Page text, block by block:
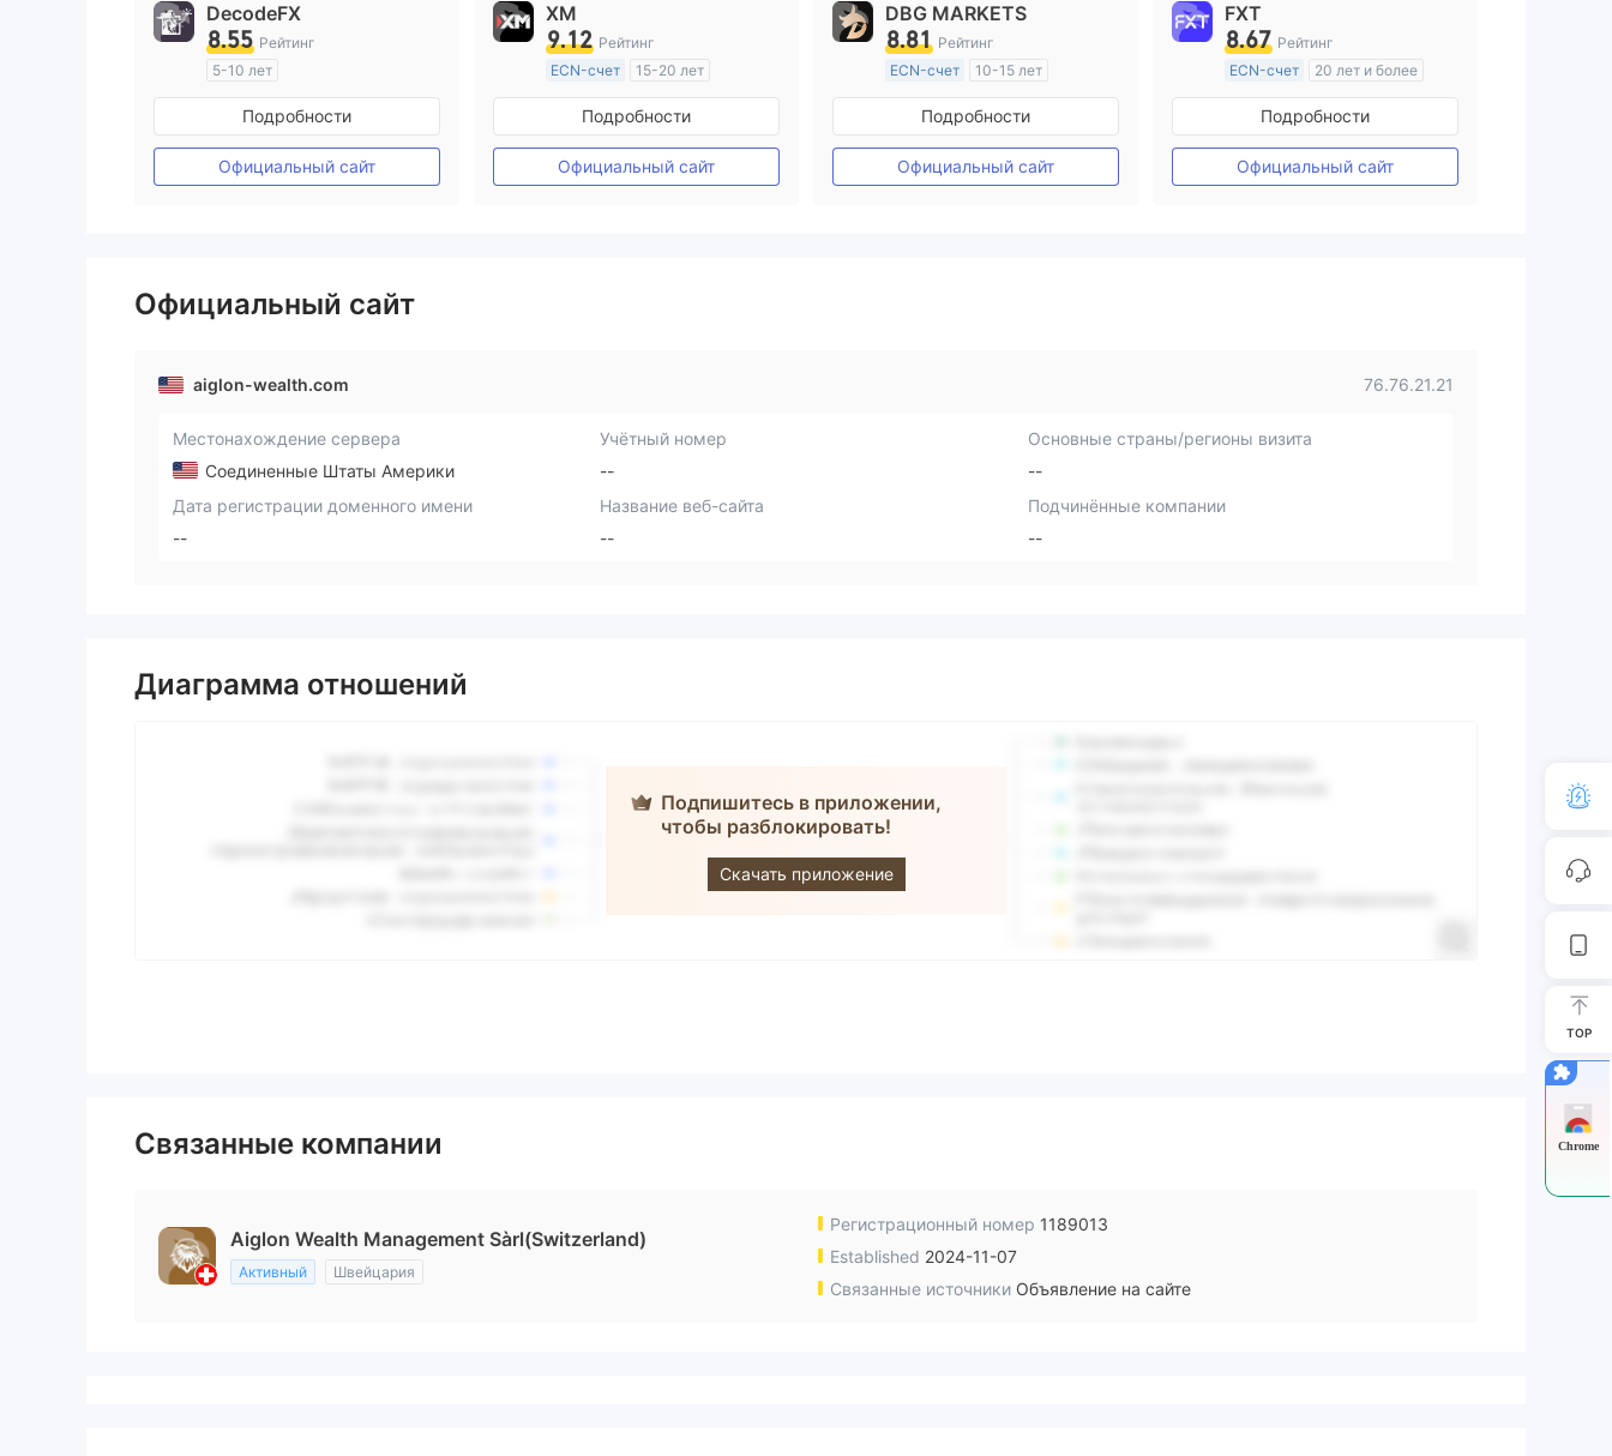
DecodeFX
8.55 Рейтинг
5-10 лет
Регулирование в Австралия
Маркет-Мейкинг (MM)
Основной стандарт MT4
Подробности
Официальный сайт
XM
9.12 Рейтинг
ECN-счет
15-20 лет
Регулирование в Австралия
Маркет-Мейкинг (MM)
Основной стандарт MT4
Подробности
Официальный сайт
DBG MARKETS
8.81 Рейтинг
ECN-счет
10-15 лет
Регулирование в Австралия
Маркет-Мейкинг (MM)
Основной стандарт MT4
Подробности
Официальный сайт
FXT
8.67 Рейтинг
ECN-счет
20 лет и более
Регулирование в Австралия
Маркет-Мейкинг (MM)
Основной стандарт MT4
Подробности
Официальный сайт
Официальный сайт
aiglon-wealth.com 76.76.21.21
Местонахождение сервера
Соединенные Штаты Америки
Учётный номер
--
Основные страны/регионы визита
--
Дата регистрации доменного имени
--
Название веб-сайта
--
Подчинённые компании
--
Диаграмма отношений
Подпишитесь в приложении,
чтобы разблокировать!
Скачать приложение
Aiglon Wealth
Связанные компании
Aiglon Wealth Management Sàrl(Switzerland)
Активный Швейцария
Регистрационный номер 1189013
Established 2024-11-07
Связанные источники Объявление на сайте
TOP
Chrome